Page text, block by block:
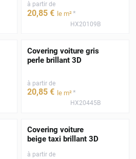
à partir de
20,85 € le m²*
HX20109B
Covering voiture gris
perle brillant 3D
à partir de
20,85 € le m²*
HX20445B
Covering voiture
beige taxi brillant 3D
à partir de